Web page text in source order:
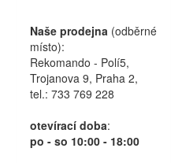
Naše prodejna (odběrné
místo):
Rekomando - Polí5,
Trojanova 9, Praha 2,
tel.: 733 769 228
otevírací doba:
po - so 10:00 - 18:00